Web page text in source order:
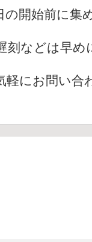
の開始前に集
刻などは早
軽にお問い合